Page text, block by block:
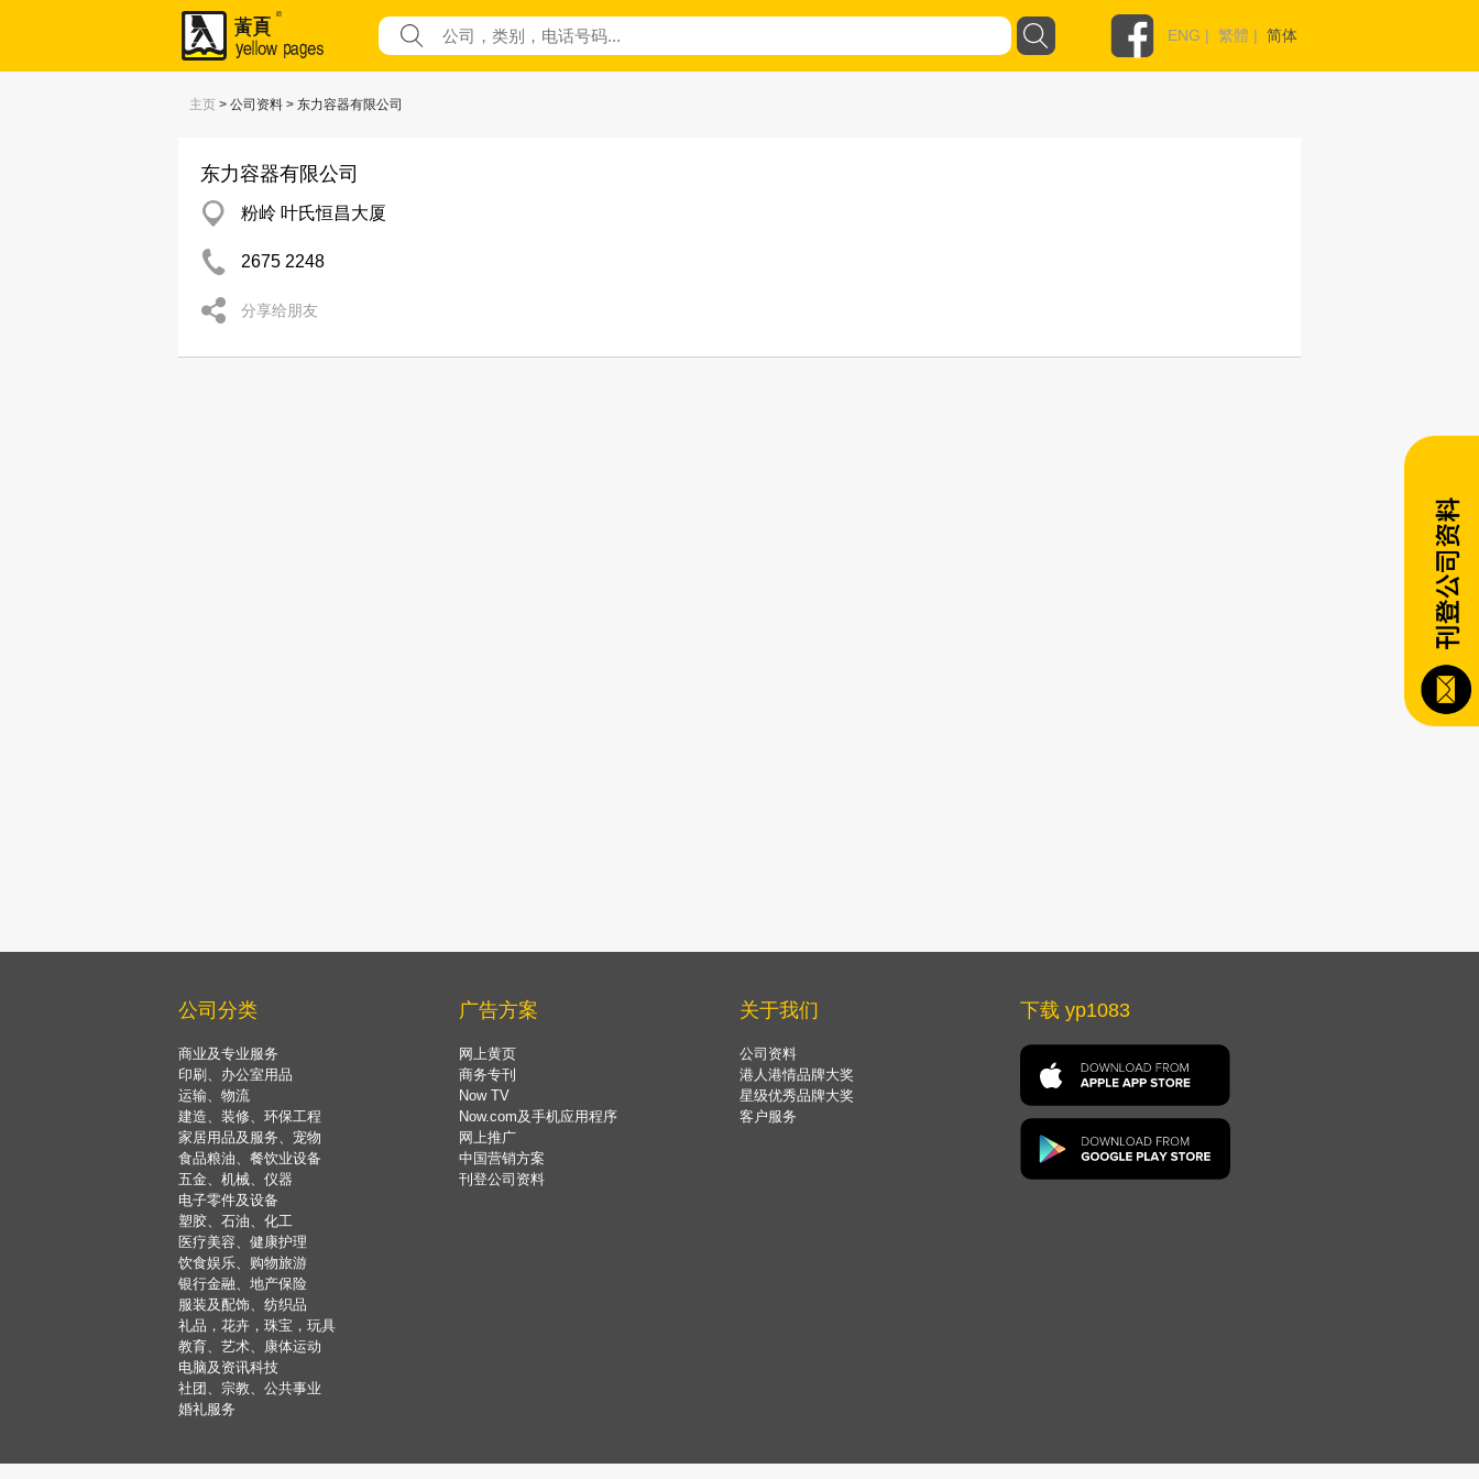
ENG | 繁體 | 简体
主页 > 公司资料 > 东力容器有限公司
东力容器有限公司
粉岭 叶氏恒昌大厦
2675 2248
分享给朋友
公司分类
商业及专业服务
印刷、办公室用品
运输、物流
建造、装修、环保工程
家居用品及服务、宠物
食品粮油、餐饮业设备
五金、机械、仪器
电子零件及设备
塑胶、石油、化工
医疗美容、健康护理
饮食娱乐、购物旅游
银行金融、地产保险
服装及配饰、纺织品
礼品，花卉，珠宝，玩具
教育、艺术、康体运动
电脑及资讯科技
社团、宗教、公共事业
婚礼服务
广告方案
网上黄页
商务专刊
Now TV
Now.com及手机应用程序
网上推广
中国营销方案
刊登公司资料
关于我们
公司资料
港人港情品牌大奖
星级优秀品牌大奖
客户服务
下载 yp1083